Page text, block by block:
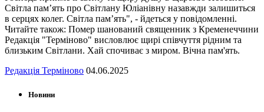
Світла пам’ять про Світлану Юліанівну назавжди залишиться
в серцях колег. Світла пам’ять", - йдеться у повідомленні.
Читайте також: Помер шанований священник з Кременеччини
Редакція "Терміново" висловлює щирі співчуття рідним та
близьким Світлани. Хай спочиває з миром. Вічна пам'ять.
Редакція Терміново 04.06.2025
Новини